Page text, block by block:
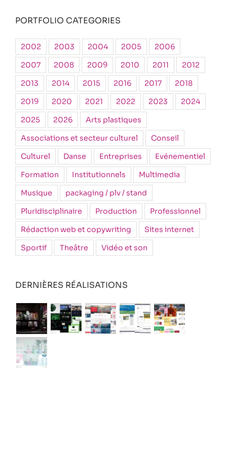
PORTFOLIO CATEGORIES
2002 2003 2004 2005
2006
2007
2008 2009 2010 2011
2012
2013
2014 2015 2016 2017
2018
2019
2020 2021 2022 2023
2024
2025
2026
Arts plastiques
Associations et secteur culturel
Conseil
Culturel
Danse Entreprises
Evénementiel
Formation
Institutionnels
Multimedia
Musique
packaging / plv / stand
Pluridisciplinaire
Production
Professionnel
Rédaction web et copywriting
Sites internet
Sportif
Theâtre Vidéo et son
DERNIÈRES RÉALISATIONS